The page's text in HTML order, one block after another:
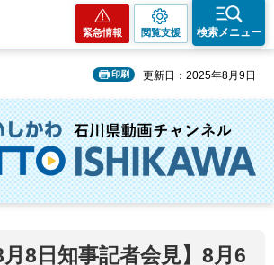
緊急情報 閲覧支援 検索メニュー
印刷 更新日：2025年8月9日
月8日知事記者会見】8月6